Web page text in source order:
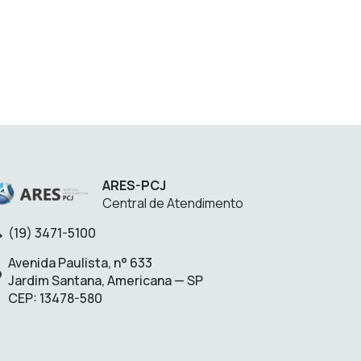
ARES-PCJ
Central de Atendimento
(19) 3471-5100
Endereço:
Avenida Paulista, n° 633
Jardim Santana, Americana — SP
CEP: 13478-580